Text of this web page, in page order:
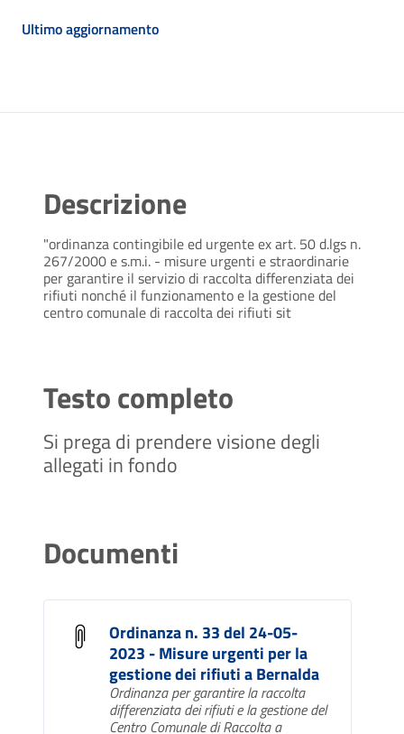
Ultimo aggiornamento
Descrizione
"ordinanza contingibile ed urgente ex art. 50 d.lgs n.
267/2000 e s.m.i. - misure urgenti e straordinarie
per garantire il servizio di raccolta differenziata dei
rifiuti nonché il funzionamento e la gestione del
centro comunale di raccolta dei rifiuti sit
Testo completo
Si prega di prendere visione degli
allegati in fondo
Documenti
Ordinanza n. 33 del 24-05-
2023 - Misure urgenti per la
gestione dei rifiuti a Bernalda
Ordinanza per garantire la raccolta
differenziata dei rifiuti e la gestione del
Centro Comunale di Raccolta a